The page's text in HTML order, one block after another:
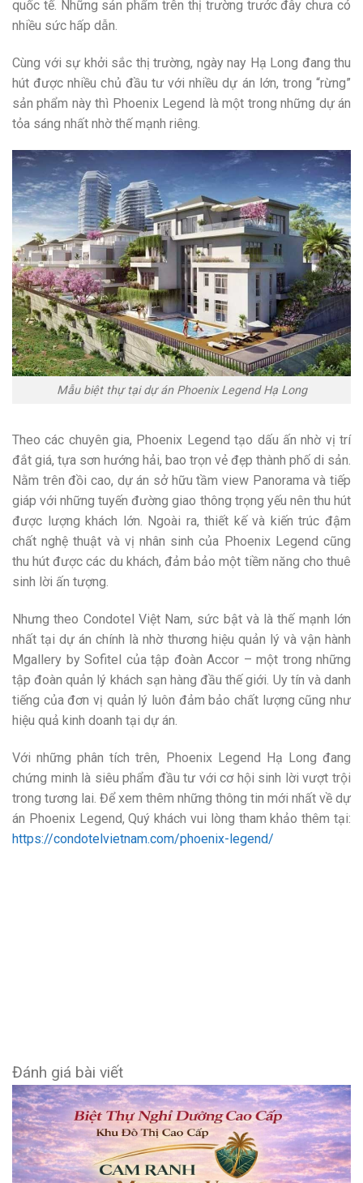
quốc tế. Những sản phẩm trên thị trường trước đây chưa có
nhiều sức hấp dẫn.
Cùng với sự khởi sắc thị trường, ngày nay Hạ Long đang thu
hút được nhiều chủ đầu tư với nhiều dự án lớn, trong “rừng”
sản phẩm này thì Phoenix Legend là một trong những dự án
tỏa sáng nhất nhờ thế mạnh riêng.
Mẫu biệt thự tại dự án Phoenix Legend Hạ Long
Theo các chuyên gia, Phoenix Legend tạo dấu ấn nhờ vị trí
đắt giá, tựa sơn hướng hải, bao trọn vẻ đẹp thành phố di sản.
Nằm trên đồi cao, dự án sở hữu tầm view Panorama và tiếp
giáp với những tuyến đường giao thông trọng yếu nên thu hút
được lượng khách lớn. Ngoài ra, thiết kế và kiến trúc đậm
chất nghệ thuật và vị nhân sinh của Phoenix Legend cũng
thu hút được các du khách, đảm bảo một tiềm năng cho thuê
sinh lời ấn tượng.
Nhưng theo Condotel Việt Nam, sức bật và là thế mạnh lớn
nhất tại dự án chính là nhờ thương hiệu quản lý và vận hành
Mgallery by Sofitel của tập đoàn Accor – một trong những
tập đoàn quản lý khách sạn hàng đầu thế giới. Uy tín và danh
tiếng của đơn vị quản lý luôn đảm bảo chất lượng cũng như
hiệu quả kinh doanh tại dự án.
Với những phân tích trên, Phoenix Legend Hạ Long đang
chứng minh là siêu phẩm đầu tư với cơ hội sinh lời vượt trội
trong tương lai. Để xem thêm những thông tin mới nhất về dự
án Phoenix Legend, Quý khách vui lòng tham khảo thêm tại:
https://condotelvietnam.com/phoenix-legend/
Đánh giá bài viết